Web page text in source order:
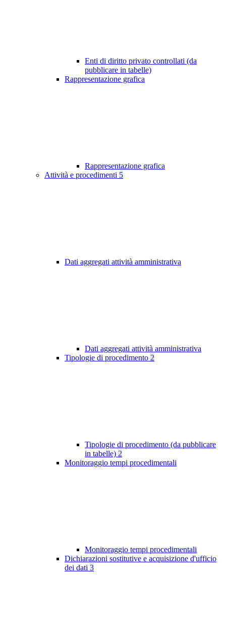
Enti di diritto privato controllati (da
pubblicare in tabelle)
Rappresentazione grafica
Rappresentazione grafica
Attività e procedimenti 5
Dati aggregati attività amministrativa
Dati aggregati attività amministrativa
Tipologie di procedimento 2
Tipologie di procedimento (da pubblicare
in tabelle) 2
Monitoraggio tempi procedimentali
Monitoraggio tempi procedimentali
Dichiarazioni sostitutive e acquisizione d'ufficio
dei dati 3